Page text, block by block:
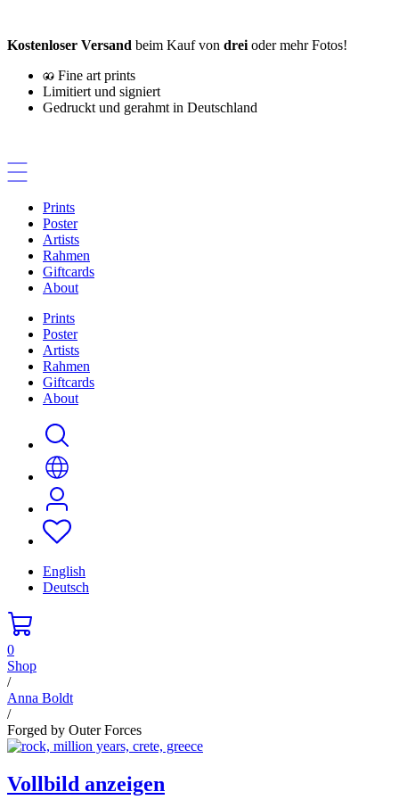
springen
Kostenloser Versand beim Kauf von drei oder mehr Fotos!
Fine art prints
Limitiert und signiert
Gedruckt und gerahmt in Deutschland
Prints
Poster
Artists
Rahmen
Giftcards
About
Prints
Poster
Artists
Rahmen
Giftcards
About
English
Deutsch
0
Shop
/
Anna Boldt
/
Forged by Outer Forces
Vollbild anzeigen